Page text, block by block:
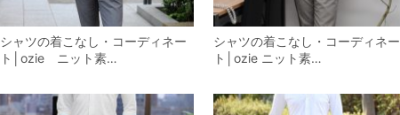
シャツの着こなし・コーディネー
ト│ozie ニット素…
シャツの着こなし・コーディネー
ト│ozie ニット素…